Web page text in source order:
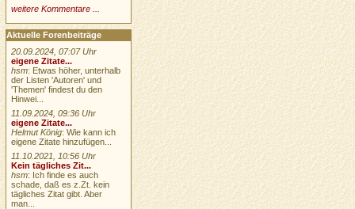
weitere Kommentare ...
Aktuelle Forenbeiträge
20.09.2024, 07:07 Uhr
eigene Zitate...
hsm: Etwas höher, unterhalb
der Listen 'Autoren' und
'Themen' findest du den
Hinwei...
11.09.2024, 09:36 Uhr
eigene Zitate...
Helmut König: Wie kann ich
eigene Zitate hinzufügen...
11.10.2021, 10:56 Uhr
Kein tägliches Zit...
hsm: Ich finde es auch
schade, daß es z.Zt. kein
tägliches Zitat gibt. Aber
man...